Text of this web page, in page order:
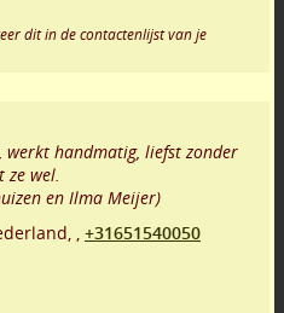
dit in de contactenlijst van je
handmatig, liefst zonder
wel.
en Ilma Meijer)
+31651540050